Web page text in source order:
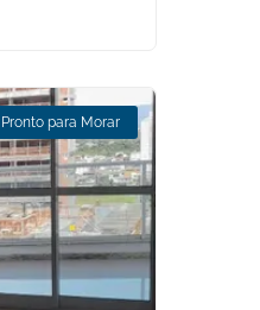
Pronto para Morar